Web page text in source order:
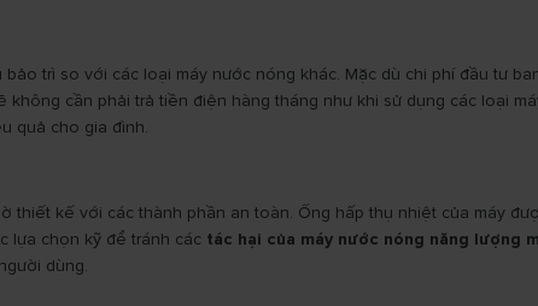
trì so với các loại máy nước nóng khác. Mặc dù chi phí đầu tư
cần phải trả tiền điện hàng tháng như khi sử dụng các loại
quả cho gia đình.
kế với các thành phần an toàn. Ống hấp thụ nhiệt của máy
lựa chọn kỹ để tránh các tác hại của máy nước nóng năng lượng
dùng.